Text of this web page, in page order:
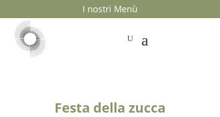
I nostri Menù
Festa della zucca